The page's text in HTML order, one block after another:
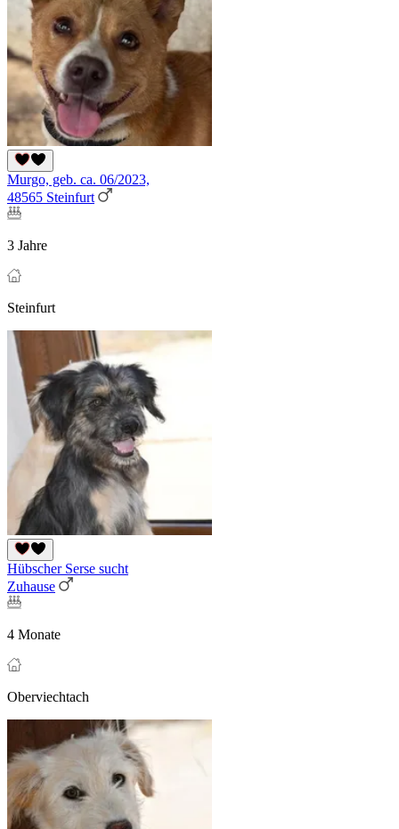
Murgo, geb. ca. 06/2023,
48565 Steinfurt
3 Jahre
Steinfurt
Hübscher Serse sucht
Zuhause
4 Monate
Oberviechtach